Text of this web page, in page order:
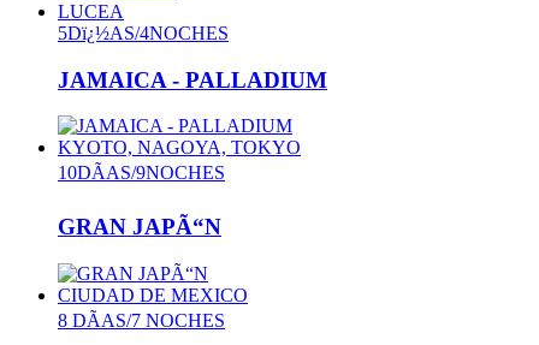
LUCEA
5Dï¿½AS/4NOCHES
JAMAICA - PALLADIUM
KYOTO, NAGOYA, TOKYO
10DÃAS/9NOCHES
GRAN JAPÃ“N
CIUDAD DE MEXICO
8 DÃAS/7 NOCHES